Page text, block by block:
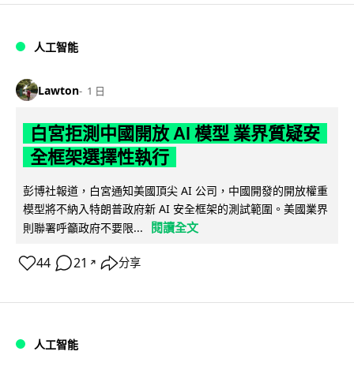
人工智能
Lawton 1 日
白宮拒測中國開放 AI 模型 業界質疑安
全框架選擇性執行
彭博社報道，白宮通知美國頂尖 AI 公司，中國開發的開放權重
模型將不納入特朗普政府新 AI 安全框架的測試範圍。美國業界
則聯署呼籲政府不要限...
閱讀全文
44 21 ↗ 分享
人工智能